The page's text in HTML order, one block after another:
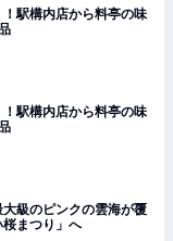
駅構内店から料亭の味
駅構内店から料亭の味
級のピンクの雲海が覆
まつり」へ